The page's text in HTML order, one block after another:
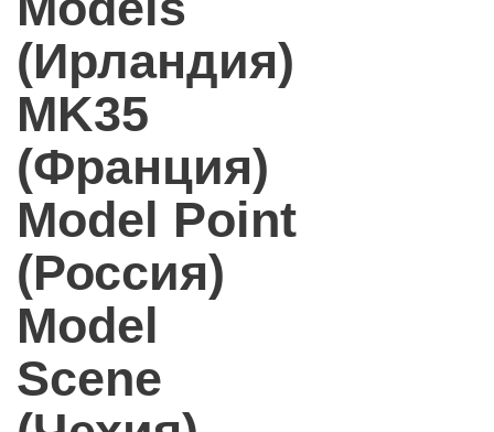
(Ирландия)
MK35
(Франция)
Model Point
(Россия)
Model
Scene